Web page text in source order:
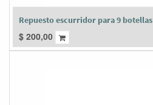
Repuesto escurridor para 9 botellas
$ 200,00